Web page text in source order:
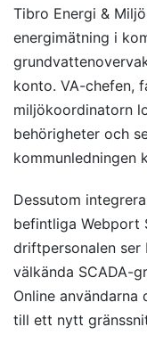
Tibro Energi &
energimätning i
konto. VA-chefen,
miljökoordinatorn
behörigheter och
kommunledningen
Dessutom
befintliga Webport
driftpersonalen ser
välkända SCADA-
Online
till ett nytt